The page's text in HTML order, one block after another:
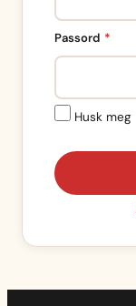
Passord *
Husk meg